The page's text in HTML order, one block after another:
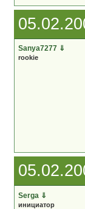
Sanya7277 ⇓
rookie
Serga ⇓
инициатор